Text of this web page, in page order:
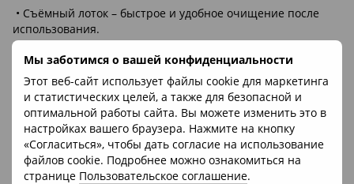
Мы заботимся о вашей конфиденциальности
Этот веб-сайт использует файлы cookie для маркетинга
и статистических целей, а также для безопасной и
оптимальной работы сайта. Вы можете изменить это в
настройках вашего браузера. Нажмите на кнопку
«Согласиться», чтобы дать согласие на использование
файлов cookie. Подробнее можно ознакомиться на
странице Пользовательское соглашение.
• Съёмный лоток – быстрое и удобное очищение после
использования.
повышает устойчивость и безопасность ребёнка.
• Размер: 34 × 27 × 17 см
Отзывы